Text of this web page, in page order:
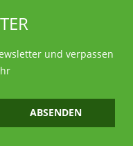
und verpassen
ABSENDEN